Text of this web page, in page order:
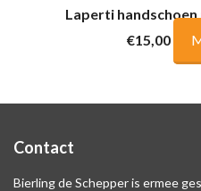
Laperti
€15,00
Contact
Bierling de Schepper is ermee